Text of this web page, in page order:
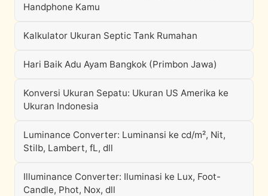
Handphone Kamu
Kalkulator Ukuran Septic Tank Rumahan
Hari Baik Adu Ayam Bangkok (Primbon Jawa)
Konversi Ukuran Sepatu: Ukuran US Amerika ke
Ukuran Indonesia
Luminance Converter: Luminansi ke cd/m², Nit,
Stilb, Lambert, fL, dll
Illuminance Converter: Iluminasi ke Lux, Foot-
Candle, Phot, Nox, dll